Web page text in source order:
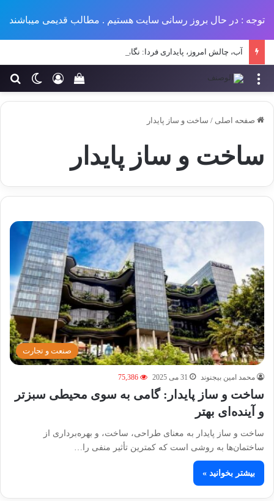
توجه : در حال بروز رسانی سایت هستیم . مطالب قدیمی میباشند
تغییر ورود
سبد خرید خود را منو
صفحه اصلی / ساخت و ساز پایدار
ساخت و ساز پایدار
صنعت و تجارت
محمد امین بیجنوند 31 می 2025 75,386
ساخت و ساز پایدار: گامی به سوی محیطی سبزتر
و آینده‌ای بهتر
ساخت و ساز پایدار به معنای طراحی، ساخت، و بهره‌برداری از
ساختمان‌ها به روشی است که کمترین تأثیر منفی را…
بیشتر بخوانید »